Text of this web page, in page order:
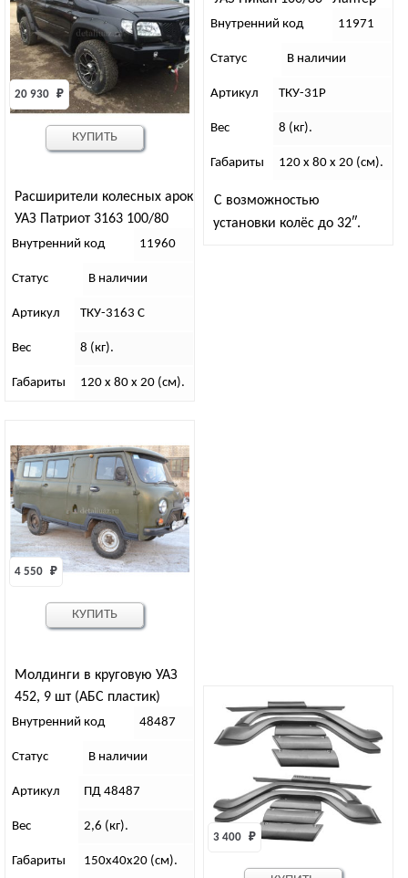
Расширители колесных арок
УАЗ Патриот 3163 100/80
“Лаптер” /дорестайл/
20 930 ₽
Внутренний код 11960
Статус В наличии
Артикул ТКУ-3163 С
Вес 8 (кг).
Габариты 120 x 80 x 20 (см).
КУПИТЬ
ТКУ-31P
Внутренний код 11971
Статус В наличии
Артикул ТКУ-31P
Вес 8 (кг).
Габариты 120 x 80 x 20 (см).
С возможностью
установки колёс до 32″.
Молдинги в круговую УАЗ
452, 9 шт (АБС пластик)
4 550 ₽
Внутренний код 48487
Статус В наличии
Артикул ПД 48487
Вес 2,6 (кг).
Габариты 150х40х20 (см).
КУПИТЬ
3 400 ₽